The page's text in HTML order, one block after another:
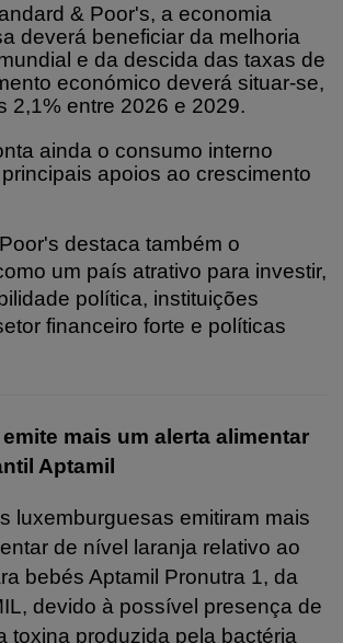
& Poor's, a economia
deverá beneficiar da melhoria
e da descida das taxas de
económico deverá situar-se,
2,1% entre 2026 e 2029.
ainda o consumo interno
apoios ao crescimento
destaca também o
um país atrativo para investir,
política, instituições
financeiro forte e políticas
mais um alerta alimentar
Aptamil
luxemburguesas emitiram mais
de nível laranja relativo ao
bebés Aptamil Pronutra 1, da
devido à possível presença de
toxina produzida pela bactéria